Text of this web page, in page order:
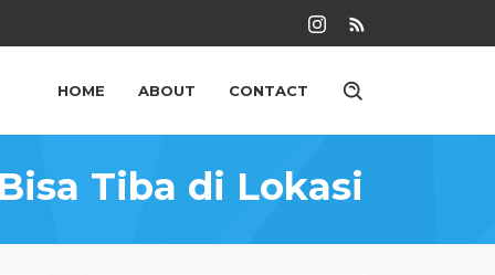
HOME ABOUT CONTACT
Tiba di Lokasi